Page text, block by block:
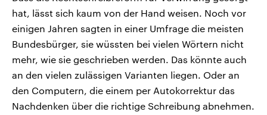
hat, lässt sich kaum von der Hand weisen. Noch vor
einigen Jahren sagten in einer Umfrage die meisten
Bundesbürger, sie wüssten bei vielen Wörtern nicht
mehr, wie sie geschrieben werden. Das könnte auch
an den vielen zulässigen Varianten liegen. Oder an
den Computern, die einem per Autokorrektur das
Nachdenken über die richtige Schreibung abnehmen.